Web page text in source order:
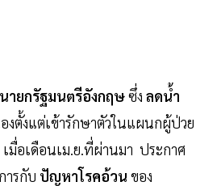
ายกรัฐมนตรีอังกฤษซึ่ง ลดน้ำ
งตั้งแต่เข้ารักษาตัวในแผนกผู้ป่วย
มื่อเดือนเม.ย.ที่ผ่านมา ประกาศ
ารกับ ปัญหาโรคอ้วน ของ